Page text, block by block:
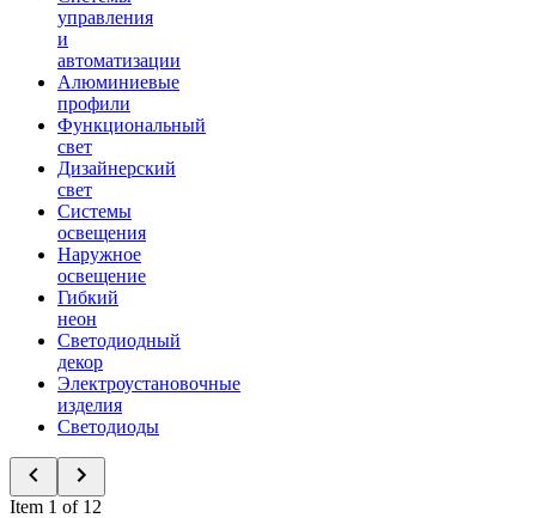
управления
и
автоматизации
Алюминиевые
профили
Функциональный
свет
Дизайнерский
свет
Системы
освещения
Наружное
освещение
Гибкий
неон
Светодиодный
декор
Электроустановочные
изделия
Светодиоды
Item 1 of 12